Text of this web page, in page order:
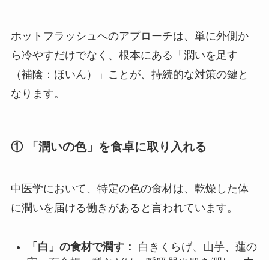
ホットフラッシュへのアプローチは、単に外側か
ら冷やすだけでなく、根本にある「潤いを足す
（補陰：ほいん）」ことが、持続的な対策の鍵と
なります。
① 「潤いの色」を食卓に取り入れる
中医学において、特定の色の食材は、乾燥した体
に潤いを届ける働きがあると言われています。
「白」の食材で潤す：
白きくらげ、山芋、蓮の